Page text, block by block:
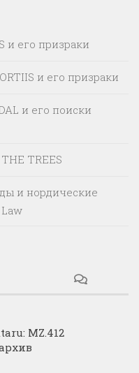
и его призраки
и его призраки
и его поиски
TREES
и нордические
MZ.412